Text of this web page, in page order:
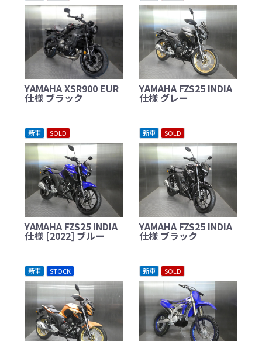
YAMAHA XSR900 EUR
仕様 ブラック
YAMAHA FZS25 INDIA
仕様 グレー
新車 SOLD
YAMAHA FZS25 INDIA
仕様 [2022] ブルー
新車 SOLD
YAMAHA FZS25 INDIA
仕様 ブラック
新車 STOCK 新車 SOLD